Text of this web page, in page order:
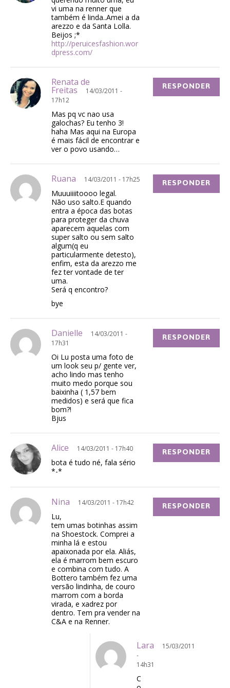
vi uma na renner que
também é linda..Amei a da
arezzo e da Santa Lolla.
Beijos ;*
http://peruicesfashion.wor
dpress.com/
Renata de
Freitas
14/03/2011 -
17h12
Mas pq vc nao usa
galochas? Eu tenho 3!
haha Mas aqui na Europa
é mais fácil de encontrar e
ver o povo usando…
RESPONDER
Ruana 14/03/2011 - 17h25
Muuuiiiitoooo legal.
Não uso salto.E quando
entra a época das botas
para proteger da chuva
aparecem aquelas com
super salto ou sem salto
algum(q eu
particularmente detesto),
enfim, esta da arezzo me
fez ter vontade de ter
uma.
Será q encontro?
bye
RESPONDER
Danielle
14/03/2011 -
17h31
Oi Lu posta uma foto de
um look seu p/ gente ver,
acho lindo mas tenho
muito medo porque sou
baixinha ( 1,57 bem
medidos) e será que fica
bom?!
Bjus
RESPONDER
Alice 14/03/2011 - 17h40
bota é tudo né, fala sério
*-*
RESPONDER
Nina 14/03/2011 - 17h42
Lu,
tem umas botinhas assim
na Shoestock. Comprei a
minha lá e estou
apaixonada por ela. Aliás,
ela é marrom bem escuro
e combina com tudo. A
Bottero também fez uma
versão lindinha, de couro
marrom com a borda
virada, e xadrez por
dentro. Tem pra vender na
C&A e na Renner.
RESPONDER
Lara
15/03/2011
-
14h31
C